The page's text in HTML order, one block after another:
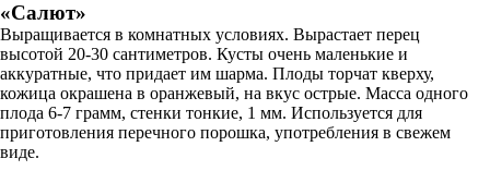
«Салют»
Выращивается в комнатных условиях. Вырастает перец
высотой 20-30 сантиметров. Кусты очень маленькие и
аккуратные, что придает им шарма. Плоды торчат кверху,
кожица окрашена в оранжевый, на вкус острые. Масса одного
плода 6-7 грамм, стенки тонкие, 1 мм. Используется для
приготовления перечного порошка, употребления в свежем
виде.